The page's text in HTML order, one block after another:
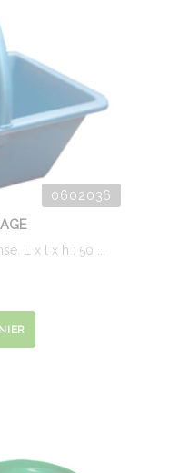
0602036
L x l x h : 50 ...